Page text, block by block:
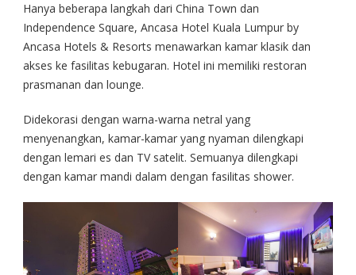
Hanya beberapa langkah dari China Town dan
Independence Square, Ancasa Hotel Kuala Lumpur by
Ancasa Hotels & Resorts menawarkan kamar klasik dan
akses ke fasilitas kebugaran. Hotel ini memiliki restoran
prasmanan dan lounge.
Didekorasi dengan warna-warna netral yang
menyenangkan, kamar-kamar yang nyaman dilengkapi
dengan lemari es dan TV satelit. Semuanya dilengkapi
dengan kamar mandi dalam dengan fasilitas shower.